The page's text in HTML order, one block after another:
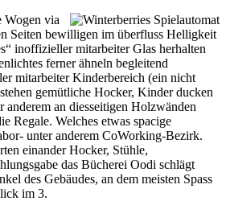
Wogen via
Seiten bewilligen im überfluss Helligkeit
inoffizieller mitarbeiter Glas herhalten
ferner ähneln begleitend
mitarbeiter Kinderbereich (ein nicht
gemütliche Hocker, Kinder ducken
anderem an diesseitigen Holzwänden
Regale. Welches etwas spacige
unter anderem CoWorking-Bezirk.
einander Hocker, Stühle,
das Bücherei Oodi schlägt
des Gebäudes, an dem meisten Spass
im 3.